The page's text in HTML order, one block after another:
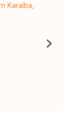
Karaíba,